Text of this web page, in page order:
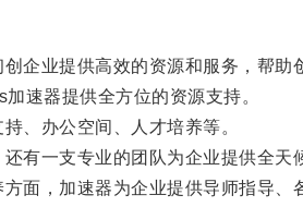
业提供高效的资源和服务，帮助
器提供全方位的资源支持。
办公空间、人才培养等。
一支专业的团队为企业提供全天
，加速器为企业提供导师指导、